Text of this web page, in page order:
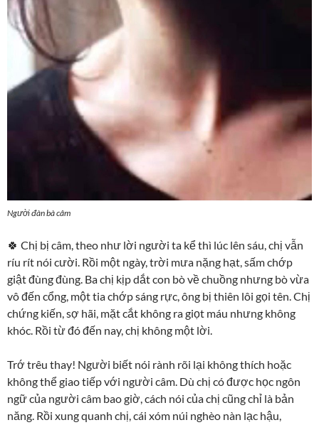
Người đàn bà câm
🍀 Chị bị câm, theo như lời người ta kể thì lúc lên sáu, chị vẫn
ríu rít nói cười. Rồi một ngày, trời mưa nặng hạt, sấm chớp
giật đùng đùng. Ba chị kịp dắt con bò về chuồng nhưng bò vừa
vô đến cổng, một tia chớp sáng rực, ông bị thiên lôi gọi tên. Chị
chứng kiến, sợ hãi, mặt cắt không ra giọt máu nhưng không
khóc. Rồi từ đó đến nay, chị không một lời.
Trớ trêu thay! Người biết nói rành rõi lại không thích hoặc
không thể giao tiếp với người câm. Dù chị có được học ngôn
ngữ của người câm bao giờ, cách nói của chị cũng chỉ là bản
năng. Rồi xung quanh chị, cái xóm núi nghèo nàn lạc hậu,